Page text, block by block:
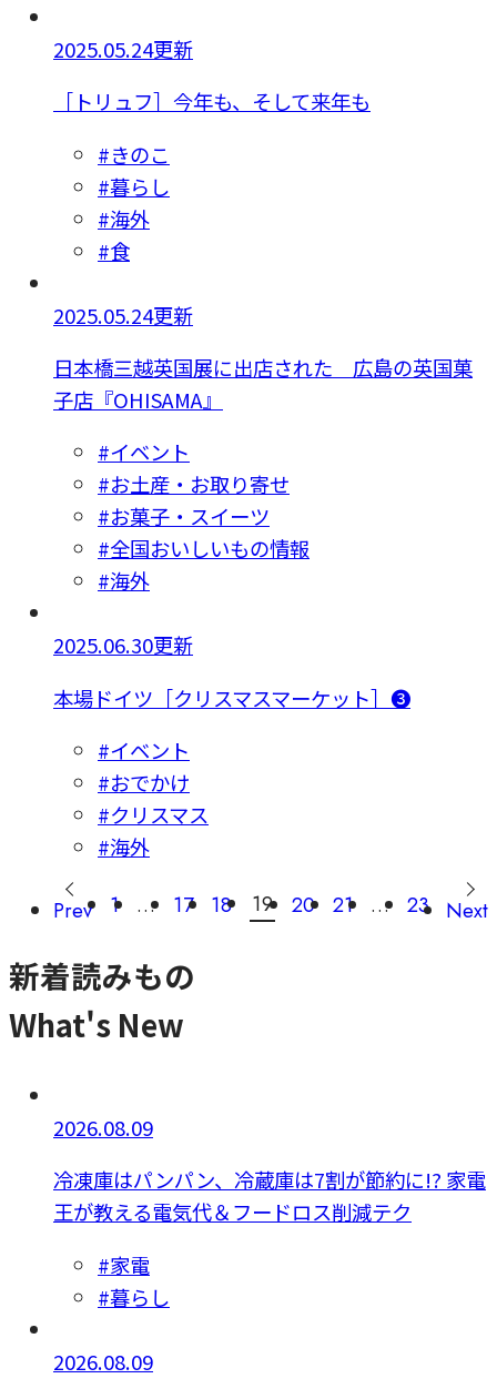
2025.05.24更新
［トリュフ］今年も、そして来年も
#きのこ
#暮らし
#海外
#食
2025.05.24更新
日本橋三越英国展に出店された 広島の英国菓
子店『OHISAMA』
#イベント
#お土産・お取り寄せ
#お菓子・スイーツ
#全国おいしいもの情報
#海外
2025.06.30更新
本場ドイツ［クリスマスマーケット］❸
#イベント
#おでかけ
#クリスマス
#海外
Prev 1 … 17 18 19 20 21 … 23 Next
新着読みもの
What's New
2026.08.09
冷凍庫はパンパン、冷蔵庫は7割が節約に!? 家電
王が教える電気代＆フードロス削減テク
#家電
#暮らし
2026.08.09